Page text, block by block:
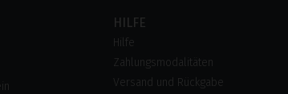
HILFE
Hilfe
Zahlungsmodalitäten
Versand und Rückgabe